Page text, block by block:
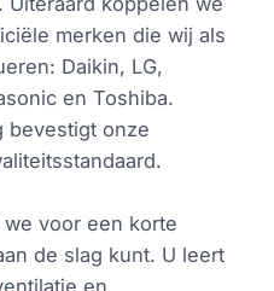
merken die wij als
Daikin, LG,
en Toshiba.
bevestigt onze
voor een korte
de slag kunt. U leert